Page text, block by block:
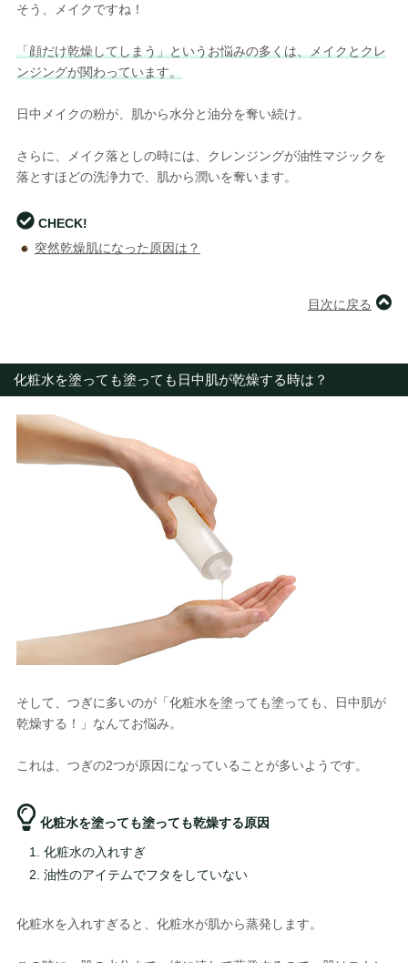
そう、メイクですね！
「顔だけ乾燥してしまう」というお悩みの多くは、メイクとクレ
ンジングが関わっています。
日中メイクの粉が、肌から水分と油分を奪い続け。
さらに、メイク落としの時には、クレンジングが油性マジックを
落とすほどの洗浄力で、肌から潤いを奪います。
CHECK!
突然乾燥肌になった原因は？
目次に戻る
化粧水を塗っても塗っても日中肌が乾燥する時は？
そして、つぎに多いのが「化粧水を塗っても塗っても、日中肌が
乾燥する！」なんてお悩み。
これは、つぎの2つが原因になっていることが多いようです。
化粧水を塗っても塗っても乾燥する原因
化粧水の入れすぎ
油性のアイテムでフタをしていない
化粧水を入れすぎると、化粧水が肌から蒸発します。